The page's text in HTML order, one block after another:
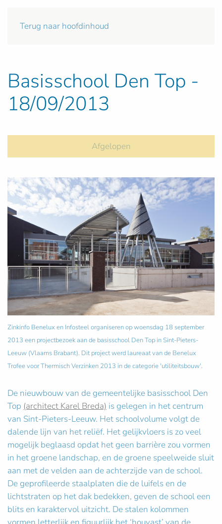
Terug naar hoofdinhoud
Basisschool Den Top -
18/09/2013
Afgelopen
Zinkinfo Benelux en Infosteel organiseren op woensdag 18 september
2013 een projectbezoek aan de basisschool Den Top in Sint-Pieters-
Leeuw (Vlaams Brabant). Dit project werd laureaat van de Benelux
Trofee voor Thermisch Verzinken 2013 in de categorie 'utiliteitsbouw'.
De nieuwbouw van de gemeentelijke basisschool Den
Top (architect Karel Breda) is gelegen in het centrum
van Sint-Pieters-Leeuw. Het schoolvolume volgt de
dalende lijn van het reliëf. Het gelijkvloers is zo veel
mogelijk beglaasd opdat het geen barrière zou vormen
in het groene landschap, en de groene speelweide sluit
aan met de velden aan de achterzijde van de school.
De geprofileerde staalplaten die de luifels en de
lichtstraten op het dak bedekken, geven de school een
blits en karaktervol uitzicht. De stalen kolommen